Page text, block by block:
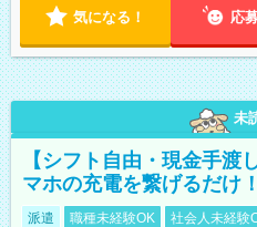
気になる！ 応
未
【シフト自由・現金手渡
マホの充電を繋げるだけ！
派遣 職種未経験OK 社会人未経験